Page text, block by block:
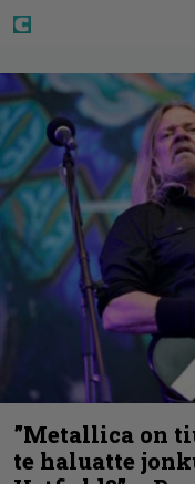
”Metallica on
te haluatte